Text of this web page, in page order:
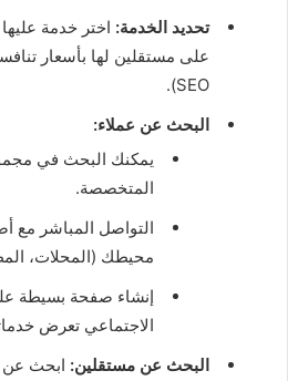
تحديد الخدمة: اختر خدمة
على مستقلين لها بأسعار
SEO).
البحث عن عملاء:
يمكنك البحث في
المتخصصة.
التواصل المباشر مع
محيطك (المحلات،
إنشاء صفحة بسيطة
الاجتماعي تعرض
البحث عن مستقلين: ابحث عن